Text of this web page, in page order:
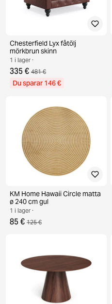
Chesterfield Lyx fåtölj
mörkbrun skinn
1 i lager ·
335 € 481 €
Du sparar 146 €
KM Home Hawaii Circle matta
ø 240 cm gul
1 i lager ·
85 € 125 €